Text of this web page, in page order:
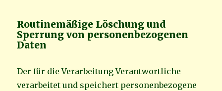
Routinemäßige Löschung und
Sperrung von personenbezogenen
Daten
Der für die Verarbeitung Verantwortliche
verarbeitet und speichert personenbezogene